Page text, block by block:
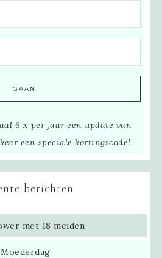
6 x per jaar een update van
een speciale kortingscode!
berichten
met 18 meiden
Moederdag